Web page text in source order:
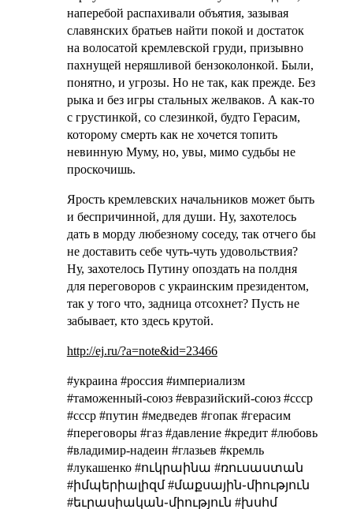
наперебой распахивали объятия, зазывая
славянских братьев найти покой и достаток
на волосатой кремлевской груди, призывно
пахнущей неряшливой бензоколонкой. Были,
понятно, и угрозы. Но не так, как прежде. Без
рыка и без игры стальных желваков. А как-то
с грустинкой, со слезинкой, будто Герасим,
которому смерть как не хочется топить
невинную Муму, но, увы, мимо судьбы не
проскочишь.
Ярость кремлевских начальников может быть
и беспричинной, для души. Ну, захотелось
дать в морду любезному соседу, так отчего бы
не доставить себе чуть-чуть удовольствия?
Ну, захотелось Путину опоздать на полдня
для переговоров с украинским президентом,
так у того что, задница отсохнет? Пусть не
забывает, кто здесь крутой.
http://ej.ru/?a=note&id=23466
#украина #россия #империализм
#таможенный-союз #евразийский-союз #cccp
#ссср #путин #медведев #гопак #герасим
#переговоры #газ #давление #кредит #любовь
#владимир-надеин #глазьев #кремль
#лукашенко #ուկրաինա #ռուսաստան
#իմպերիալիզմ #մաքսային֊միություն
#եւրասիական֊միություն #խսհմ